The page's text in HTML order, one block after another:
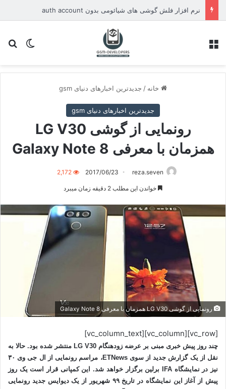
نرم افزار فلش گوشی های شیائومی بدون auth account
تغییر
خانه / جدیدترین اخبارهای دنیای gsm
جدیدترین اخبارهای دنیای gsm
رونمایی از گوشی LG V30
همزمان با معرفی Galaxy Note 8
reza.seven
2017/06/23
2,172
خواندن این مطلب 2 دقیقه زمان میبرد
رونمایی از گوشی LG V30 همزمان با معرفی Galaxy Note 8
[vc_row][vc_column][vc_column_text]
چند روز پیش خبری مبنی بر عرضه زودهنگام LG V30 منتشر شده بود. حالا به
نقل از یک گزارش جدید از سوی ETNews، مراسم رونمایی از ال جی وی ۳۰
نیز در نمایشگاه IFA برلین برگزار خواهد شد. این کمپانی قرار است یک روز
پیش از آغاز این نمایشگاه در تاریخ ۹۹ شهریور از یک دیوایس جدید رونمایی